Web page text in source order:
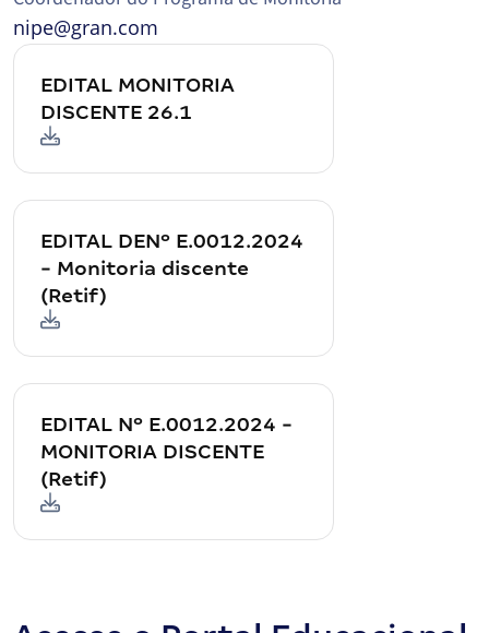
nipe@gran.com
EDITAL MONITORIA
DISCENTE 26.1
EDITAL DENº E.0012.2024
- Monitoria discente
(Retif)
EDITAL Nº E.0012.2024 -
MONITORIA DISCENTE
(Retif)